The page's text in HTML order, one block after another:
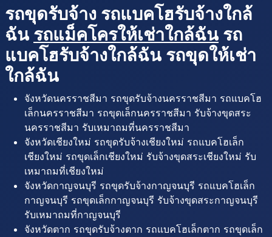
รถขุดรับจ้าง รถแบคโฮรับจ้างใกล้
ฉัน รถแม็คโครให้เช่าใกล้ฉัน รถ
แบคโฮรับจ้างใกล้ฉัน รถขุดให้เช่า
ใกล้ฉัน
จังหวัดนครราชสีมา รถขุดรับจ้างนครราชสีมา รถแบคโฮ
เล็กนครราชสีมา รถขุดเล็กนครราชสีมา รับจ้างขุดสระ
นครราชสีมา รับเหมาถมที่นครราชสีมา
จังหวัดเชียงใหม่ รถขุดรับจ้างเชียงใหม่ รถแบคโฮเล็ก
เชียงใหม่ รถขุดเล็กเชียงใหม่ รับจ้างขุดสระเชียงใหม่ รับ
เหมาถมที่เชียงใหม่
จังหวัดกาญจนบุรี รถขุดรับจ้างกาญจนบุรี รถแบคโฮเล็ก
กาญจนบุรี รถขุดเล็กกาญจนบุรี รับจ้างขุดสระกาญจนบุรี
รับเหมาถมที่กาญจนบุรี
จังหวัดตาก รถขุดรับจ้างตาก รถแบคโฮเล็กตาก รถขุดเล็ก